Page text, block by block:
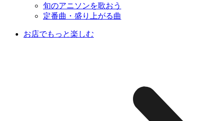
旬のアニソンを歌おう
定番曲・盛り上がる曲
お店でもっと楽しむ